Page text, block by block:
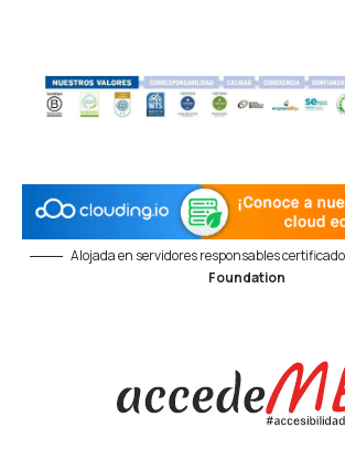
Alojada en servidores responsables
Foundation